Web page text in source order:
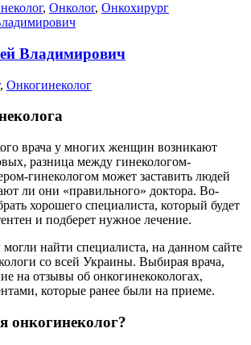
, Онколог, Онкохирург
Владимирович
, Онкогинеколог
врача у многих женщин возникают
разница между гинекологом-
гинекологом может заставить людей
ли они «правильного» доктора. Во-
хорошего специалиста, который будет
и подберет нужное лечение.
найти специалиста, на данном сайте
со всей Украины. Выбирая врача,
на отзывы об онкогинекокологах,
которые ранее были на приеме.
онкогинеколог?